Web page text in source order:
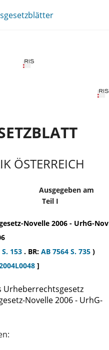
ÖSTERREICH
Ausgegeben am
Teil I
Novelle 2006 - UrhG-Nov
153 . BR: AB 7564 S. 735 )
]
Urheberrechtsgesetz
Novelle 2006 - UrhG-